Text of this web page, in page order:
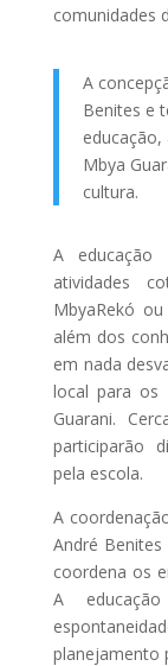
comunidades
A
Benites e
Mbya
cultura.
A educação
atividades
MbyaRekó
além dos
em nada
local para os
Guarani.
participarão
pela escola.
A
André
coordena os
A
planejamento